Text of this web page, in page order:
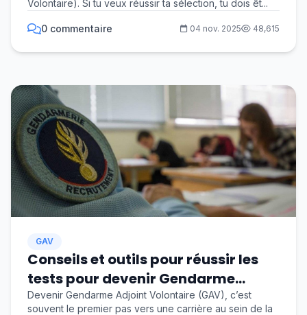
Volontaire). Si tu veux réussir ta sélection, tu dois êt...
0 commentaire 04 nov. 2025 48,615
GAV
Conseils et outils pour réussir les
tests pour devenir Gendarme
Adjoint Volontaire (GAV) en 2025
Devenir Gendarme Adjoint Volontaire (GAV), c’est
souvent le premier pas vers une carrière au sein de la